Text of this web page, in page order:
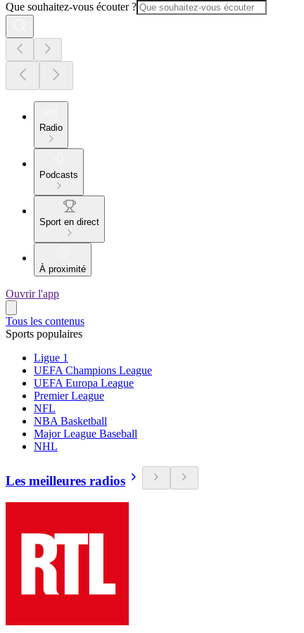
Que souhaitez-vous écouter ?
Radio
Podcasts
Sport en direct
À proximité
Ouvrir l'app
Tous les contenus
Sports populaires
Ligue 1
UEFA Champions League
UEFA Europa League
Premier League
NFL
NBA Basketball
Major League Baseball
NHL
Les meilleures radios